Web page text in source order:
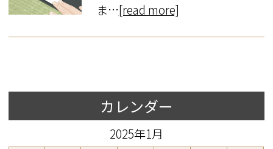
ま…[read more]
カレンダー
2025年1月